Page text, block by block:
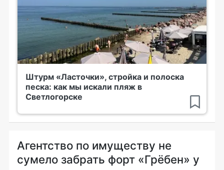
Штурм «Ласточки», стройка и полоска
песка: как мы искали пляж в
Светлогорске
Агентство по имуществу не
сумело забрать форт «Грёбен» у